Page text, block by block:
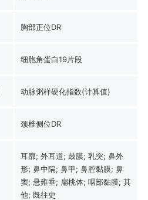
胸部正位DR
细胞角蛋白19片段
动脉粥样硬化指数(计算值)
颈椎侧位DR
耳廓; 外耳道; 鼓膜; 乳突; 鼻外
形; 鼻中隔; 鼻甲; 鼻腔黏膜; 鼻
窦; 悬雍垂; 扁桃体; 咽部黏膜; 其
他; 既往史